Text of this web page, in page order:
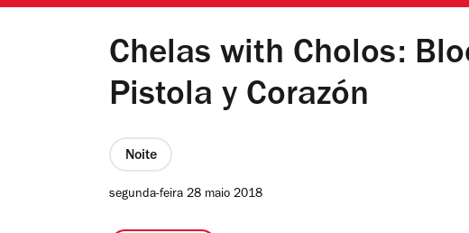
Chelas with Cholos:
Pistola y Corazón
Noite
segunda-feira 28 maio 2018